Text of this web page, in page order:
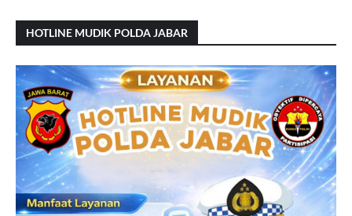
HOTLINE MUDIK POLDA JABAR